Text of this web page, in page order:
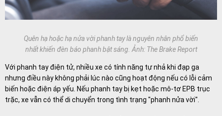
Quên hạ hoặc hạ nửa vời phanh tay là nguyên nhân phổ biến
nhất khiến đèn báo phanh bật sáng. Ảnh: The Brake Report
Với phanh tay điện tử, nhiều xe có tính năng tự nhả khi đạp ga
nhưng điều này không phải lúc nào cũng hoạt động nếu có lỗi cảm
biến hoặc điện áp yếu. Nếu phanh tay bị kẹt hoặc mô-tơ EPB trục
trặc, xe vẫn có thể di chuyển trong tình trạng "phanh nửa vời".